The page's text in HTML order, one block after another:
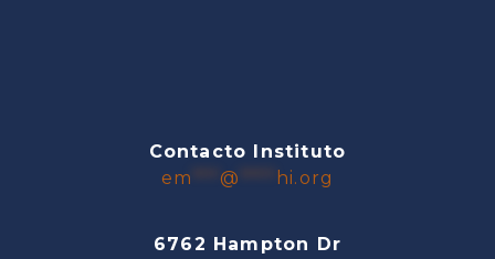
Contacto Instituto
em
@ hi.org
6762 Hampton Dr